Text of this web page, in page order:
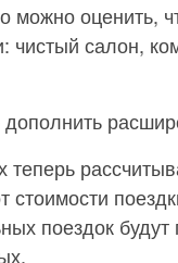
можно оценить,
чистый салон,
теперь
стоимости
поездок